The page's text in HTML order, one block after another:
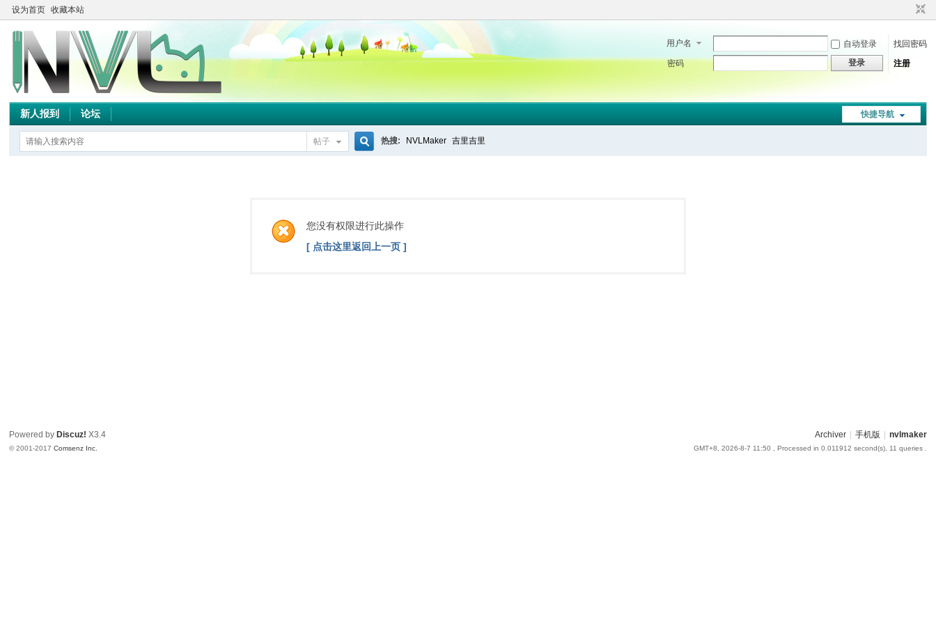
设为首页 收藏本站
用户名 自动登录
找回密码
密码
登录 注册
快捷导航
新人报到 论坛
帖子
索
热搜: NVLMaker 吉里吉里
您没有权限进行此操作
[ 点击这里返回上一页 ]
Archiver 手机版 nvlmaker
GMT+8, 2026-8-7 11:50 , Processed in 0.011912 second(s), 11 queries .
Powered by Discuz! X3.4
© 2001-2017Comsenz Inc.